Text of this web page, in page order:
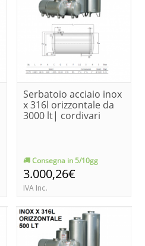
Serbatoio acciaio inox
x 316l orizzontale da
3000 lt| cordivari
Consegna in 5/10gg
3.000,26€
IVA Inc.